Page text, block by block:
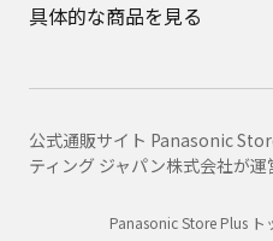
具体的な商品を見る
公式通販サイト Panasonic
ティング ジャパン株式会社が運
Panasonic Store Plus ト